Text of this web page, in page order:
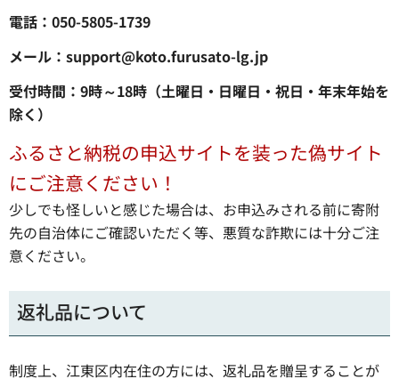
電話：050-5805-1739
メール：support@koto.furusato-lg.jp
受付時間：9時～18時（土曜日・日曜日・祝日・年末年始を
除く）
ふるさと納税の申込サイトを装った偽サイト
にご注意ください！
少しでも怪しいと感じた場合は、お申込みされる前に寄附
先の自治体にご確認いただく等、悪質な詐欺には十分ご注
意ください。
返礼品について
制度上、江東区内在住の方には、返礼品を贈呈することが